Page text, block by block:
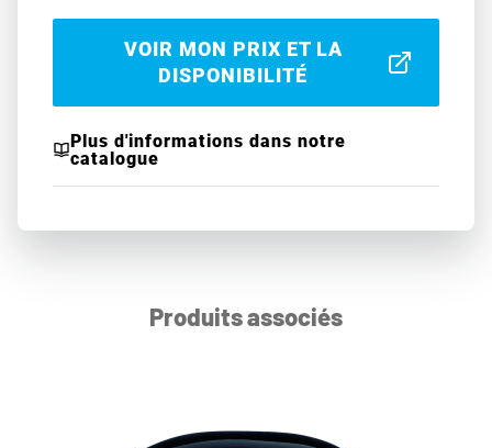
VOIR MON PRIX ET LA
DISPONIBILITÉ
Plus d'informations dans notre
catalogue
Produits associés